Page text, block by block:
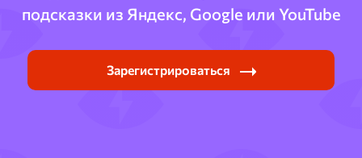
подсказки из Яндекс, Google или YouTube
Зарегистрироваться